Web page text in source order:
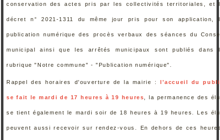
conservation des actes pris par les collectivités territoriales, et
décret n° 2021-1311 du même jour pris pour son application,
publication numérique des procès verbaux des séances du
municipal ainsi que les arrêtés municipaux sont publiés dans
rubrique "Notre commune" - "Publication numérique".
Rappel des horaires d'ouverture de la mairie : l'accueil du
se fait le mardi de 17 heures à 19 heures , la permanence des
se tient également le mardi soir de 18 heures à 19 heures. Les
peuvent aussi recevoir sur rendez-vous. En dehors de ces